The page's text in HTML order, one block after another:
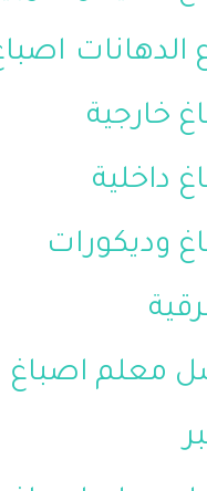
الدهانات
خارجية
داخلية
وديكورات
معلم اصباغ